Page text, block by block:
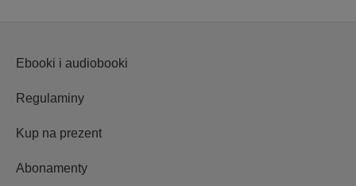
Ebooki i audiobooki
Regulaminy
Kup na prezent
Abonamenty